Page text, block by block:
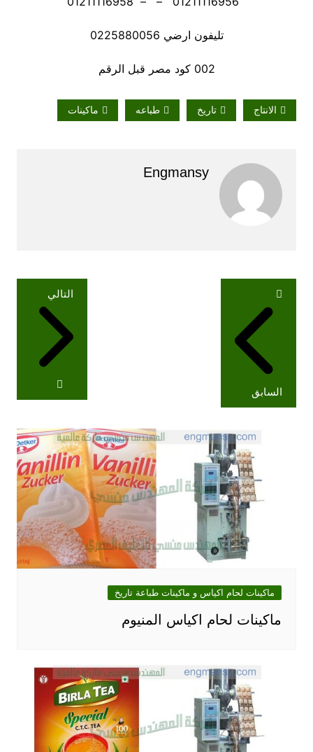
تليفون ارضي 0225880056
002 كود مصر قبل الرقم
الانتاج تاريخ طباعه ماكينات
Engmansy
تصفّح
المقالات
السابق
التالي
ماكينات لحام اكياس و ماكينات طباعة تاريخ
ماكينات لحام اكياس المنيوم